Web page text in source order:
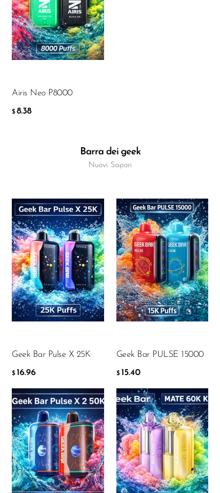
Airis Neo P8000
$ 8.38
$8.38
Barra dei geek
Nuovi Sapori
Geek Bar Pulse X 25K
$ 16.96
Flavor
$16.96
Geek Bar PULSE 15000
$ 15.40
Flavor
$15.40
Flavor Flavor